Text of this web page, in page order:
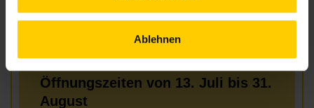
Ablehnen
Mi.
13.00–18.00 Uhr
09.00–14.00 Uhr
09.00–13.00 Uhr
Öffnungszeiten von 13. Juli bis 31.
August